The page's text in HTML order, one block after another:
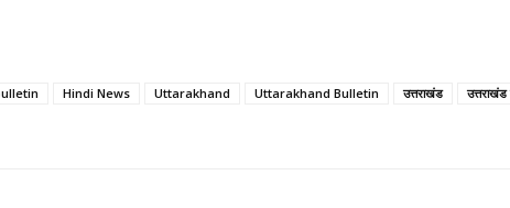
Hindi News Uttarakhand Uttarakhand Bulletin उत्तराखंड